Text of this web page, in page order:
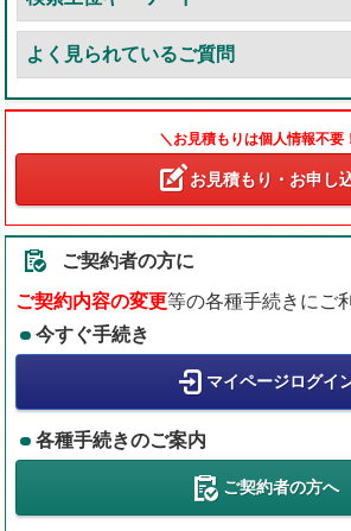
よく見られているご質問
＼お見積もりは個人情報不要
お見積もり・お申し
ご契約者の方に
ご契約内容の変更等の各種手続きにご
今すぐ手続き
マイページログイ
各種手続きのご案内
ご契約者の方へ